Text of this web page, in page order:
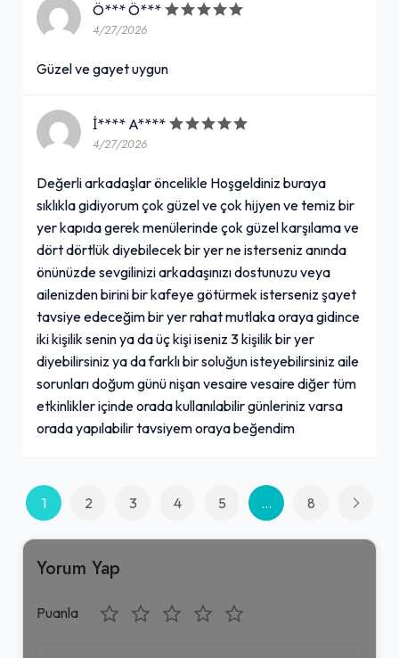
Ö*** Ö***
4/27/2026
Güzel ve gayet uygun
İ**** A****
4/27/2026
Değerli arkadaşlar öncelikle Hoşgeldiniz buraya
sıklıkla gidiyorum çok güzel ve çok hijyen ve temiz bir
yer kapıda gerek menülerinde çok güzel karşılama ve
dört dörtlük diyebilecek bir yer ne isterseniz anında
önünüzde sevgilinizi arkadaşınızı dostunuzu veya
ailenizden birini bir kafeye götürmek isterseniz şayet
tavsiye edeceğim bir yer rahat mutlaka oraya gidince
iki kişilik senin ya da üç kişi iseniz 3 kişilik bir yer
diyebilirsiniz ya da farklı bir soluğun isteyebilirsiniz aile
sorunları doğum günü nişan vesaire vesaire diğer tüm
etkinlikler içinde orada kullanılabilir günleriniz varsa
orada yapılabilir tavsiyem oraya beğendim
1 2 3 4 5 ... 8
Yorum Yap
Puanla